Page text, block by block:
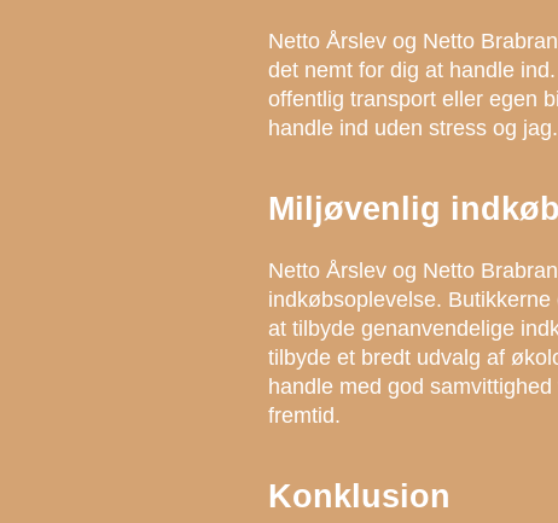
Netto Årslev og Netto
det nemt for dig at handle
offentlig transport eller egen
handle ind uden stress og jag.
Miljøvenlig
Netto Årslev og Netto
indkøbsoplevelse.
at tilbyde genanvendelige
tilbyde et bredt udvalg af
handle med god
fremtid.
Konklusion